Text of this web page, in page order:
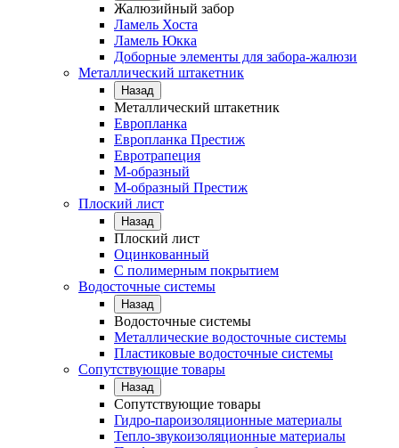
Жалюзийный забор
Ламель Хоста
Ламель Юкка
Доборные элементы для забора-жалюзи
Металлический штакетник
Назад
Металлический штакетник
Европланка
Европланка Престиж
Евротрапеция
М-образный
М-образный Престиж
Плоский лист
Назад
Плоский лист
Оцинкованный
С полимерным покрытием
Водосточные системы
Назад
Водосточные системы
Металлические водосточные системы
Пластиковые водосточные системы
Сопутствующие товары
Назад
Сопутствующие товары
Гидро-пароизоляционные материалы
Тепло-звукоизоляционные материалы